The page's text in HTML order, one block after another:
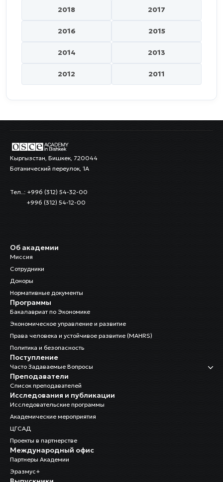
2018 2017
2016 2015
2014 2013
2012 2011
Кыргызстан, Бишкек, 720044
Ботанический переулок, 1А
Тел..: +996 (312) 54-32-00
+996 (312) 54-12-00
Об академии
Миссия
Сотрудники
Доноры
Нормативные документы
Программы
Бакалавриат по Экономике
Экономическое управление и развитие
Права человека и устойчивое развитие (MAHRS)
Политика и безопасность
Поступление
Часто Задаваемые Вопросы
Преподаватели
Список преподавателей
Исследования и публикации
Исследовательские программы
Академические мероприятия
ЦГСАД
Проекты в партнерстве
Международный офис
Партнеры Академии
Эразмус+